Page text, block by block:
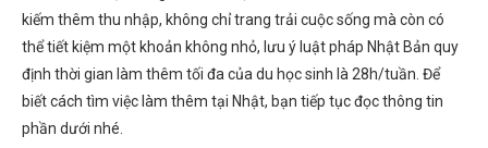
kiếm thêm thu nhập, không chỉ trang trải cuộc sống mà còn có
thể tiết kiệm một khoản không nhỏ, lưu ý luật pháp Nhật Bản quy
định thời gian làm thêm tối đa của du học sinh là 28h/tuần. Để
biết cách tìm việc làm thêm tại Nhật, bạn tiếp tục đọc thông tin
phần dưới nhé.